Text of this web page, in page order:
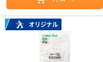
オリジナル